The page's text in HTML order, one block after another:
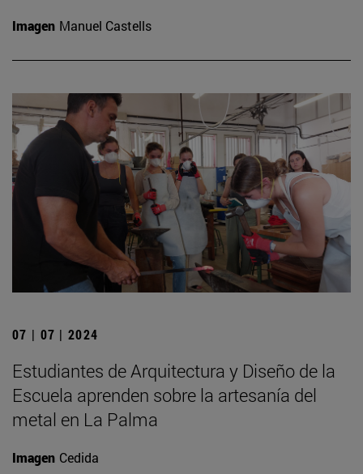
Imagen Manuel Castells
07 | 07 | 2024
Estudiantes de Arquitectura y Diseño de la
Escuela aprenden sobre la artesanía del
metal en La Palma
Imagen Cedida